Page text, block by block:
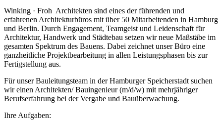
Winking · Froh Architekten sind eines der führenden und
erfahrenen Architekturbüros mit über 50 Mitarbeitenden in Hamburg
und Berlin. Durch Engagement, Teamgeist und Leidenschaft für
Architektur, Handwerk und Städtebau setzen wir neue Maßstäbe im
gesamten Spektrum des Bauens. Dabei zeichnet unser Büro eine
ganzheitliche Projektbearbeitung in allen Leistungsphasen bis zur
Fertigstellung aus.
Für unser Bauleitungsteam in der Hamburger Speicherstadt suchen
wir einen Architekten/ Bauingenieur (m/d/w) mit mehrjähriger
Berufserfahrung bei der Vergabe und Bauüberwachung.
Ihre Aufgaben: